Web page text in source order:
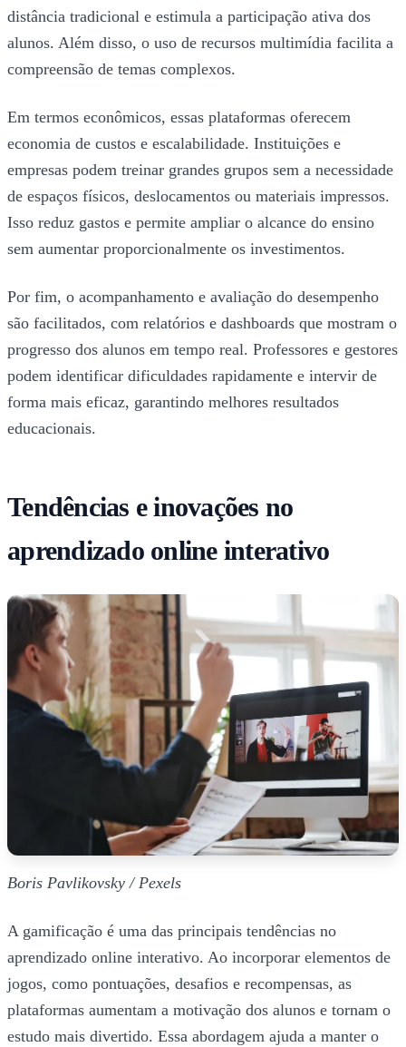
distância tradicional e estimula a participação ativa dos
alunos. Além disso, o uso de recursos multimídia facilita a
compreensão de temas complexos.
Em termos econômicos, essas plataformas oferecem
economia de custos e escalabilidade. Instituições e
empresas podem treinar grandes grupos sem a necessidade
de espaços físicos, deslocamentos ou materiais impressos.
Isso reduz gastos e permite ampliar o alcance do ensino
sem aumentar proporcionalmente os investimentos.
Por fim, o acompanhamento e avaliação do desempenho
são facilitados, com relatórios e dashboards que mostram o
progresso dos alunos em tempo real. Professores e gestores
podem identificar dificuldades rapidamente e intervir de
forma mais eficaz, garantindo melhores resultados
educacionais.
Tendências e inovações no
aprendizado online interativo
Boris Pavlikovsky / Pexels
A gamificação é uma das principais tendências no
aprendizado online interativo. Ao incorporar elementos de
jogos, como pontuações, desafios e recompensas, as
plataformas aumentam a motivação dos alunos e tornam o
estudo mais divertido. Essa abordagem ajuda a manter o